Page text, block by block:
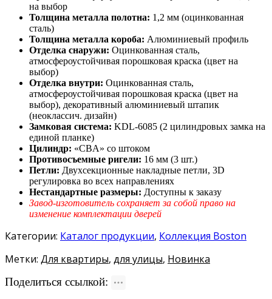
на выбор
Толщина металла полотна: 1,2 мм (оцинкованная
сталь)
Толщина металла короба: Алюминиевый профиль
Отделка снаружи: Оцинкованная сталь,
атмосфероустойчивая порошковая краска (цвет на
выбор)
Отделка внутри: Оцинкованная сталь,
атмосфероустойчивая порошковая краска (цвет на
выбор), декоративный алюминиевый штапик
(неоклассич. дизайн)
Замковая система: KDL-6085 (2 цилиндровых замка на
единой планке)
Цилиндр: «CBA» со штоком
Противосъемные ригели: 16 мм (3 шт.)
Петли: Двухсекционные накладные петли, 3D
регулировка во всех направлениях
Нестандартные размеры: Доступны к заказу
Завод-изготовитель сохраняет за собой право на
изменение комплектации дверей
Категории: Каталог продукции, Коллекция Boston
Метки: Для квартиры, для улицы, Новинка
Поделиться ссылкой: